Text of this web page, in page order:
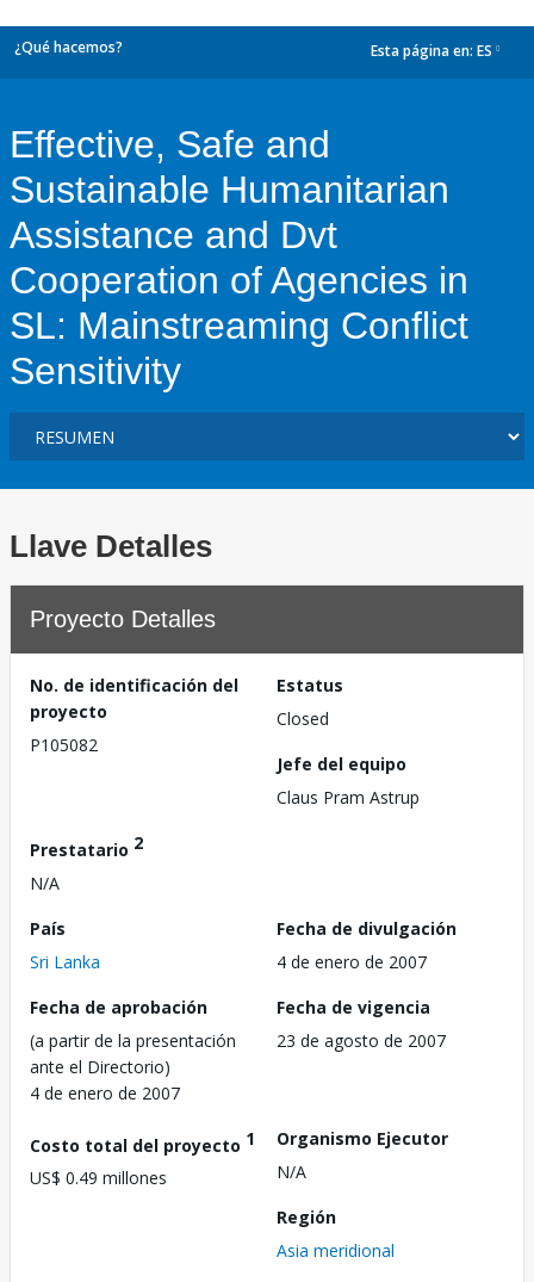
¿Qué hacemos? Esta página en: ES
Effective, Safe and
Sustainable Humanitarian
Assistance and Dvt
Cooperation of Agencies in
SL: Mainstreaming Conflict
Sensitivity
Llave Detalles
Proyecto Detalles
No. de identificación del
proyecto
P105082
Estatus
Closed
Jefe del equipo
Claus Pram Astrup
Prestatario 2
N/A
País
Sri Lanka
Fecha de divulgación
4 de enero de 2007
Fecha de aprobación
(a partir de la presentación
ante el Directorio)
4 de enero de 2007
Fecha de vigencia
23 de agosto de 2007
Costo total del proyecto 1
US$ 0.49 millones
Organismo Ejecutor
N/A
Región
Asia meridional